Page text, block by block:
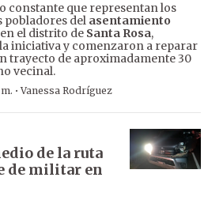
constante que representan los
pobladores del asentamiento
el distrito de Santa Rosa,
iniciativa y comenzaron a reparar
trayecto de aproximadamente 30
vecinal.
·Vanessa Rodríguez
de la ruta
de militar en